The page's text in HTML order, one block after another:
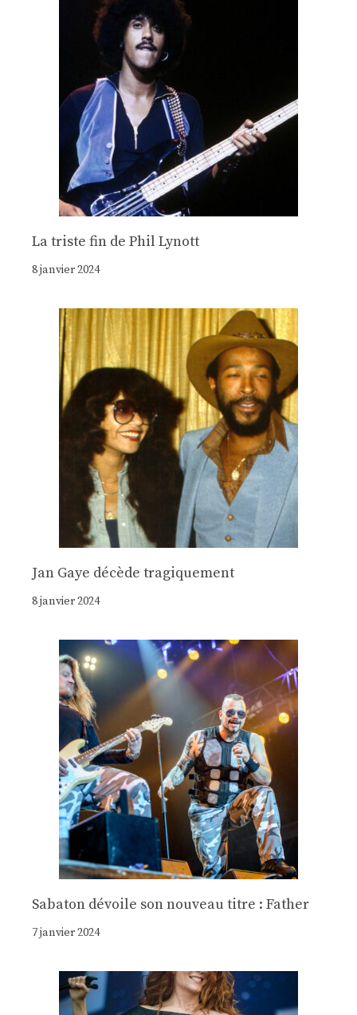
La triste fin de Phil Lynott
8 janvier 2024
Jan Gaye décède tragiquement
8 janvier 2024
Sabaton dévoile son nouveau titre : Father
7 janvier 2024